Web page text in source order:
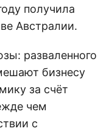
получила
Австралии.
разваленного
бизнесу
за счёт
чем
с